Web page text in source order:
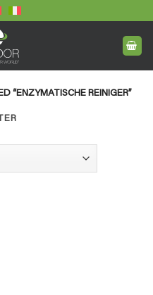
“ENZYMATISCHE REINIGER”